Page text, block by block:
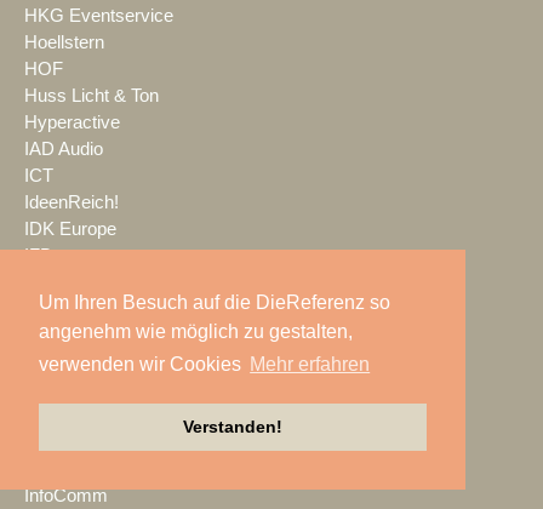
Um Ihren Besuch auf die DieReferenz so
angenehm wie möglich zu gestalten,
verwenden wir Cookies Mehr erfahren
Verstanden!
HKG Eventservice
Hoellstern
HOF
Huss Licht & Ton
Hyperactive
IAD Audio
ICT
IdeenReich!
IDK Europe
IFB
IHSE
IMEX
IMG STAGE LINE
InfoComm